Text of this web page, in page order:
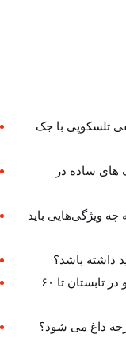
تلسکوپی با جک
ساده در
چه ویژگی‌هایی باید
داشته باشد؟
چرا کابین خودرو در تابستان تا ۶۰